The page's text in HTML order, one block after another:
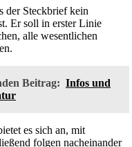
der Steckbrief kein
Er soll in erster Linie
alle wesentlichen
Beitrag: Infos und
es sich an, mit
folgen nacheinander